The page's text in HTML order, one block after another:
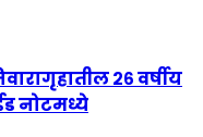
२६ वर्षीय
नोटमध्ये